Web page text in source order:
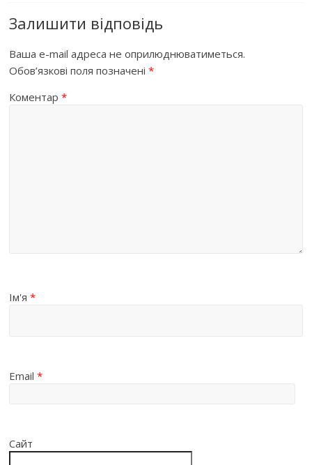
Залишити відповідь
Ваша e-mail адреса не оприлюднюватиметься.
Обов’язкові поля позначені*
Коментар*
Ім'я*
Email*
Сайт